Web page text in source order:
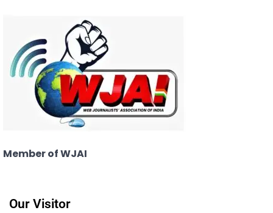
Member of WJAI
Our Visitor